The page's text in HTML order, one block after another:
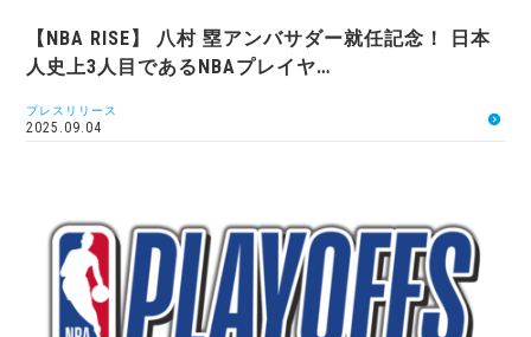
【NBA RISE】 八村 塁アンバサダー就任記念！ 日本
人史上3人目であるNBAプレイヤ…
プレスリリース
2025.09.04